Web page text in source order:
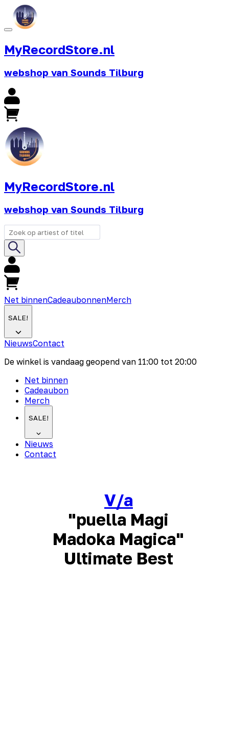
MyRecordStore.nl
webshop van Sounds Tilburg
MyRecordStore.nl
webshop van Sounds Tilburg
Net binnenCadeaubonnenMerch
SALE!
NieuwsContact
De winkel is vandaag geopend van 11:00 tot 20:00
Net binnen
Cadeaubon
Merch
SALE!
Nieuws
Contact
V/a
"puella Magi
Madoka Magica"
Ultimate Best